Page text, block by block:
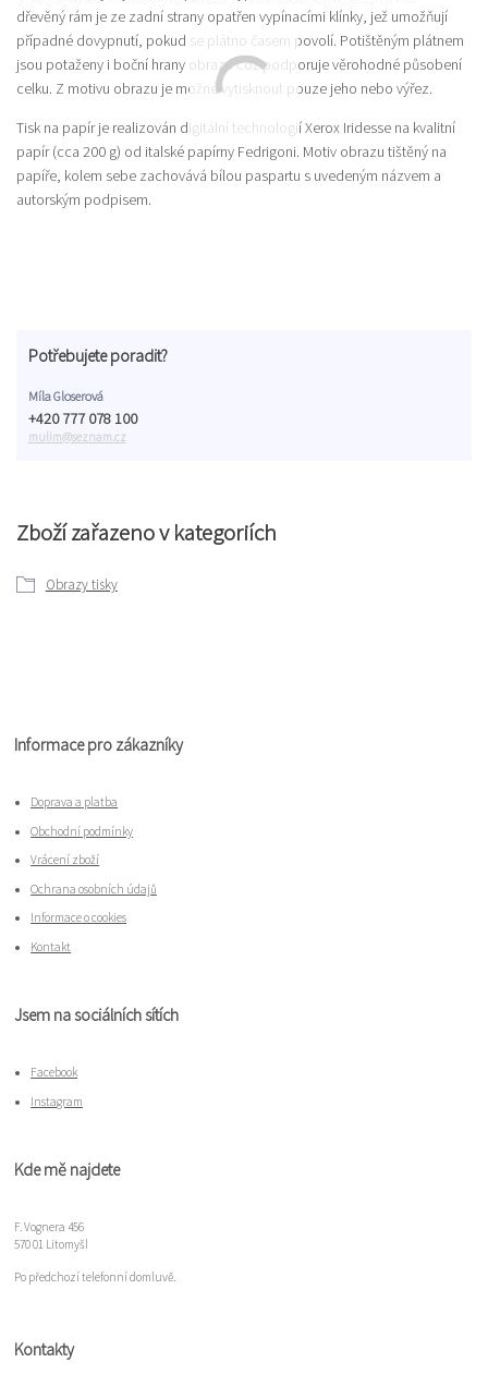
dřevěný rám je ze zadní strany opatřen vypínacími klínky, jež umožňují
případné dovypnutí, pokud se plátno časem povolí. Potištěným plátnem
jsou potaženy i boční hrany obrazu což podporuje věrohodné působení
celku. Z motivu obrazu je možné vytisknout pouze jeho nebo výřez.
Tisk na papír je realizován digitální technologií Xerox Iridesse na kvalitní
papír (cca 200 g) od italské papírny Fedrigoni. Motiv obrazu tištěný na
papíře, kolem sebe zachovává bílou paspartu s uvedeným názvem a
autorským podpisem.
Zboží zařazeno v kategoriích
Obrazy tisky
Potřebujete poradit?
Míla Gloserová
+420 777 078 100
mulim@seznam.cz
Informace pro zákazníky
Doprava a platba
Obchodní podmínky
Vrácení zboží
Ochrana osobních údajů
Informace o cookies
Kontakt
Jsem na sociálních sítích
Facebook
Instagram
Kde mě najdete
F. Vognera 456
570 01 Litomyšl
Po předchozí telefonní domluvě.
Kontakty